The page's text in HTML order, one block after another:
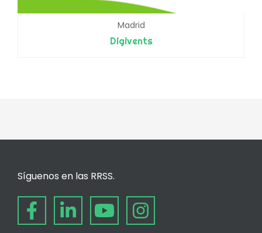
Madrid
Digivents
Síguenos en las RRSS.